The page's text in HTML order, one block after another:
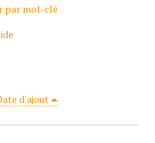
par mot-clé
d'ajout